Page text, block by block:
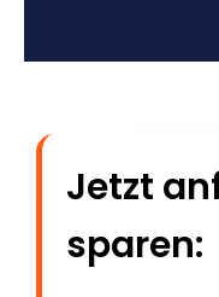
Jetzt
sparen: